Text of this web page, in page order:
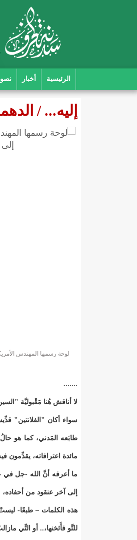
الرئيسية أخبار
إليه... /
لوحة رسمها المهندس
.......
لا أناقش هُنا مَقْبوليَّة
سواء أكان "الفلانتين"
طابَعه المَدني، كما هو
مائدة اعترافاته، يقدِّمون
ما أعرفه أنَّ الله -جل في
إلى آخر عنقود من أحفاده،
هذه الكلمات – طبعًا-
للتَّو فأَثخنها،.. أو التِّي